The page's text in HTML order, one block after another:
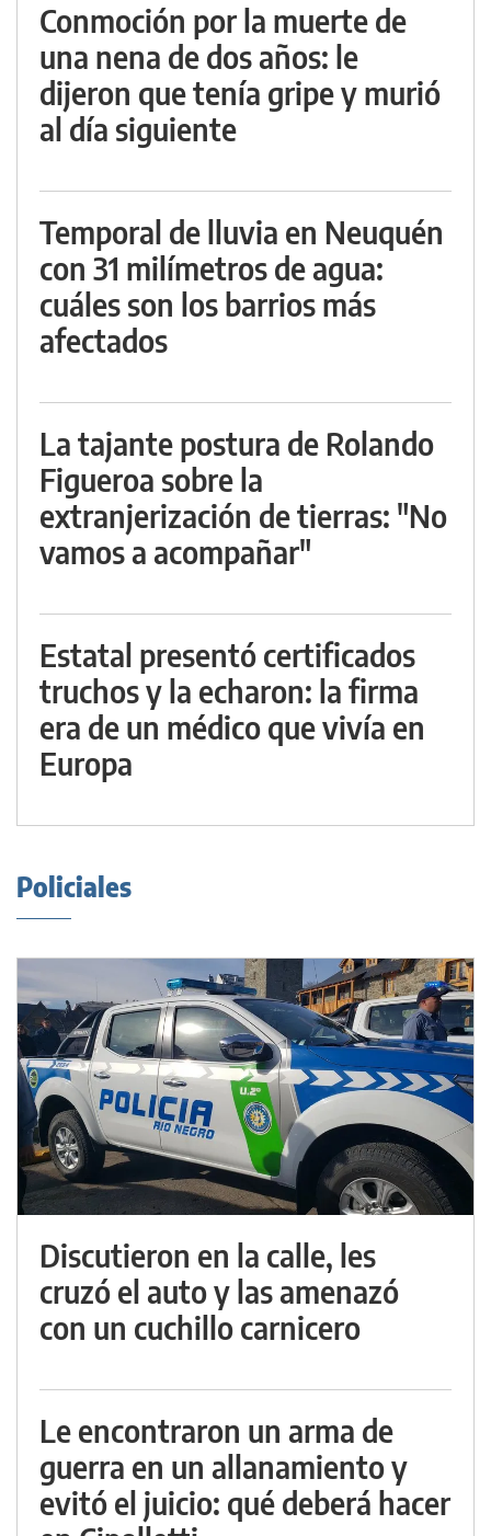
Conmoción por la muerte de
una nena de dos años: le
dijeron que tenía gripe y murió
al día siguiente
Temporal de lluvia en Neuquén
con 31 milímetros de agua:
cuáles son los barrios más
afectados
La tajante postura de Rolando
Figueroa sobre la
extranjerización de tierras: "No
vamos a acompañar"
Estatal presentó certificados
truchos y la echaron: la firma
era de un médico que vivía en
Europa
Policiales
Discutieron en la calle, les
cruzó el auto y las amenazó
con un cuchillo carnicero
Le encontraron un arma de
guerra en un allanamiento y
evitó el juicio: qué deberá hacer